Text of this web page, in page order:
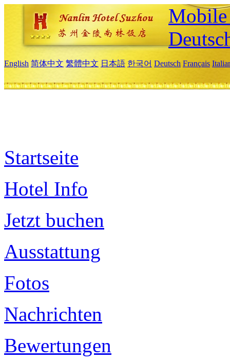
English 简体中文 繁體中文 日本語 한국어 Deutsch Français
Startseite
Hotel Info
Jetzt buchen
Ausstattung
Fotos
Nachrichten
Bewertungen